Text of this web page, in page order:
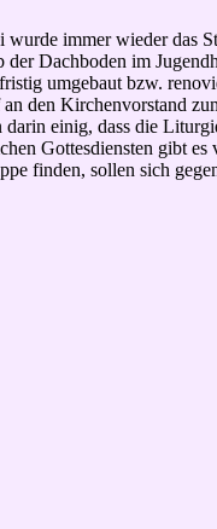
wurde immer wieder
Dachboden im
umgebaut bzw.
den Kirchenvorstand
einig, dass die
Gottesdiensten gibt
finden, sollen sich